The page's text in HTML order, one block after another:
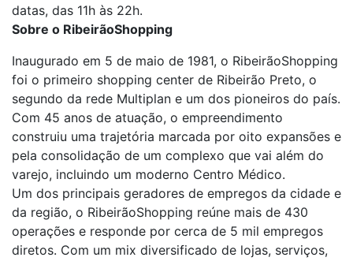
datas, das 11h às 22h.
Sobre o RibeirãoShopping
Inaugurado em 5 de maio de 1981, o RibeirãoShopping
foi o primeiro shopping center de Ribeirão Preto, o
segundo da rede Multiplan e um dos pioneiros do país.
Com 45 anos de atuação, o empreendimento
construiu uma trajetória marcada por oito expansões e
pela consolidação de um complexo que vai além do
varejo, incluindo um moderno Centro Médico.
Um dos principais geradores de empregos da cidade e
da região, o RibeirãoShopping reúne mais de 430
operações e responde por cerca de 5 mil empregos
diretos. Com um mix diversificado de lojas, serviços,